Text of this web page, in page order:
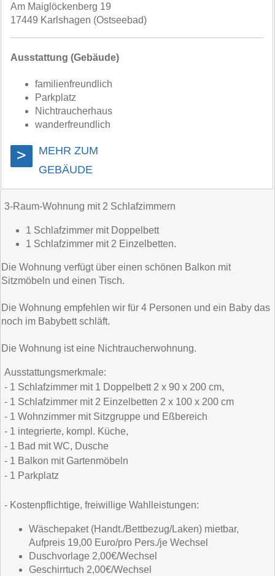
Am Maiglöckenberg 19
17449 Karlshagen (Ostseebad)
Ausstattung (Gebäude)
familienfreundlich
Parkplatz
Nichtraucherhaus
wanderfreundlich
>
MEHR ZUM
GEBÄUDE
3-Raum-Wohnung mit 2 Schlafzimmern
1 Schlafzimmer mit Doppelbett
1 Schlafzimmer mit 2 Einzelbetten.
Die Wohnung verfügt über einen schönen Balkon mit
Sitzmöbeln und einen Tisch.
Die Wohnung empfehlen wir für 4 Personen und ein Baby das
noch im Babybett schläft.
Die Wohnung ist eine Nichtraucherwohnung.
Ausstattungsmerkmale:
- 1 Schlafzimmer mit 1 Doppelbett 2 x 90 x 200 cm,
- 1 Schlafzimmer mit 2 Einzelbetten 2 x 100 x 200 cm
- 1 Wohnzimmer mit Sitzgruppe und Eßbereich
- 1 integrierte, kompl. Küche,
- 1 Bad mit WC, Dusche
- 1 Balkon mit Gartenmöbeln
- 1 Parkplatz
- Kostenpflichtige, freiwillige Wahlleistungen:
Wäschepaket (Handt./Bettbezug/Laken) mietbar,
Aufpreis 19,00 Euro/pro Pers./je Wechsel
Duschvorlage 2,00€/Wechsel
Geschirrtuch 2,00€/Wechsel